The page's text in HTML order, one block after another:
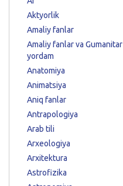
Aktyorlik
Amaliy fanlar
Amaliy fanlar va Gumanitar
yordam
Anatomiya
Animatsiya
Aniq fanlar
Antrapologiya
Arab tili
Arxeologiya
Arxitektura
Astrofizika